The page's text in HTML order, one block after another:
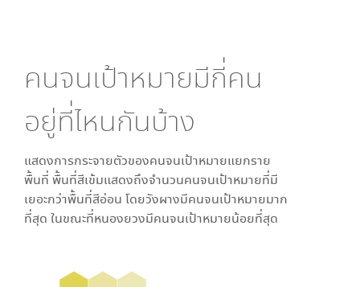
คนจนเป้าหมายมีกี่คน
อยู่ที่ไหนกันบ้าง
แสดงการกระจายตัวของคนจนเป้าหมายแยกราย
พื้นที่ พื้นที่สีเข้มแสดงถึงจำนวนคนจนเป้าหมายที่มี
เยอะกว่าพื้นที่สีอ่อน โดยวังผางมีคนจนเป้าหมายมาก
ที่สุด ในขณะที่หนองยวงมีคนจนเป้าหมายน้อยที่สุด